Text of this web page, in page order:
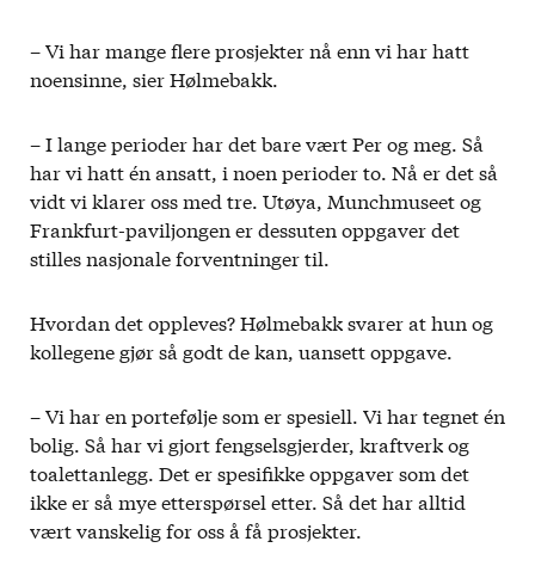
– Vi har mange flere prosjekter nå enn vi har hatt
noensinne, sier Hølmebakk.
– I lange perioder har det bare vært Per og meg. Så
har vi hatt én ansatt, i noen perioder to. Nå er det så
vidt vi klarer oss med tre. Utøya, Munchmuseet og
Frankfurt-paviljongen er dessuten oppgaver det
stilles nasjonale forventninger til.
Hvordan det oppleves? Hølmebakk svarer at hun og
kollegene gjør så godt de kan, uansett oppgave.
– Vi har en portefølje som er spesiell. Vi har tegnet én
bolig. Så har vi gjort fengselsgjerder, kraftverk og
toalettanlegg. Det er spesifikke oppgaver som det
ikke er så mye etterspørsel etter. Så det har alltid
vært vanskelig for oss å få prosjekter.